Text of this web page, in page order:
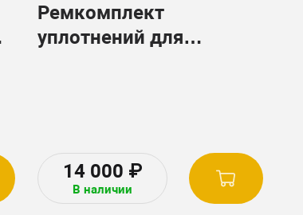
Ремкомплект
уплотнений для
14 000 ₽
В наличии